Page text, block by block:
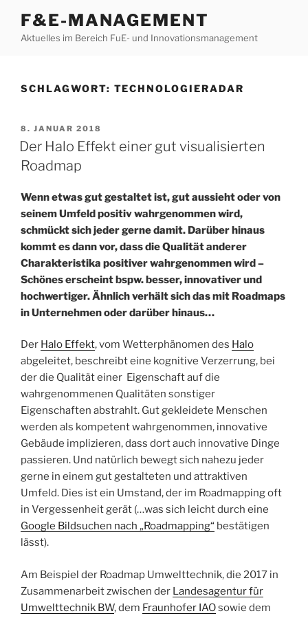
Inhalt
springen
F&E-MANAGEMENT
Aktuelles im Bereich FuE- und Innovationsmanagement
SCHLAGWORT: TECHNOLOGIERADAR
VERÖFFENTLICHT
AM
8. JANUAR 2018
Der Halo Effekt einer gut visualisierten
Roadmap
Wenn etwas gut gestaltet ist, gut aussieht oder von
seinem Umfeld positiv wahrgenommen wird,
schmückt sich jeder gerne damit. Darüber hinaus
kommt es dann vor, dass die Qualität anderer
Charakteristika positiver wahrgenommen wird –
Schönes erscheint bspw. besser, innovativer und
hochwertiger. Ähnlich verhält sich das mit Roadmaps
in Unternehmen oder darüber hinaus…
Der Halo Effekt, vom Wetterphänomen des Halo
abgeleitet, beschreibt eine kognitive Verzerrung, bei
der die Qualität einer Eigenschaft auf die
wahrgenommenen Qualitäten sonstiger
Eigenschaften abstrahlt. Gut gekleidete Menschen
werden als kompetent wahrgenommen, innovative
Gebäude implizieren, dass dort auch innovative Dinge
passieren. Und natürlich bewegt sich nahezu jeder
gerne in einem gut gestalteten und attraktiven
Umfeld. Dies ist ein Umstand, der im Roadmapping oft
in Vergessenheit gerät (…was sich leicht durch eine
Google Bildsuchen nach „Roadmapping“ bestätigen
lässt).
Am Beispiel der Roadmap Umwelttechnik, die 2017 in
Zusammenarbeit zwischen der Landesagentur für
Umwelttechnik BW, dem Fraunhofer IAOsowie dem